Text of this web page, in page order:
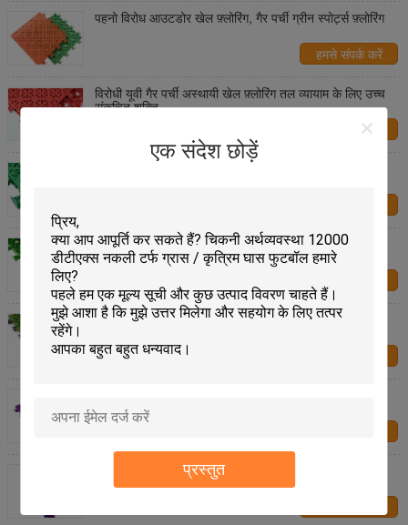
एक संदेश छोड़ें
प्रस्तुत
पहनो विरोध आउटडोर खेल फ़्लोरिंग, गैर पर्ची ग्रीन स्पोर्ट्स फ़्लोरिंग
हमसे संपर्क करें
विरोधी यूवी गैर पर्ची अस्थायी खेल फ़्लोरिंग तल व्यायाम के लिए उच्च
संकुचित शक्ति
हमसे संपर्क करें
सुपर लचीले गैर विकृति अस्थायी तल कवर, दबाव प्रतिरोध प्रभाव
पीओई मल्टी पर्पज अस्थायी खेल फ़्लोरिंग, आउटडोर इनडोर स्पोर्ट
कोर्ट फ़्लोरिंग
एंटी स्किड मल्टी फंक्शनल अस्थायी खेल फ़्लोरिंग एंटी स्टेटिक
आउटडोर खेल फ़्लोरिंग
बाहरी वाणिज्यिक प्रयोजन के लिए मल्टी फंक्शनल अस्थायी पनरोक
फ़्लोरिंग